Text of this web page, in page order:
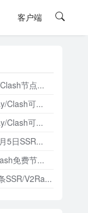
客户端
节点...
Clash可...
Clash可...
5日SSR...
免费节...
SSR/V2Ra...